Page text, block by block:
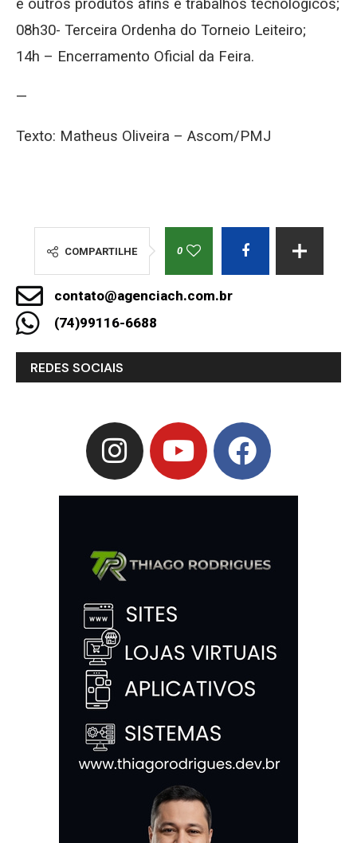
e outros produtos afins e trabalhos tecnológicos;
08h30- Terceira Ordenha do Torneio Leiteiro;
14h – Encerramento Oficial da Feira.
—
Texto: Matheus Oliveira – Ascom/PMJ
COMPARTILHE 0
contato@agenciach.com.br
(74)99116-6688
REDES SOCIAIS